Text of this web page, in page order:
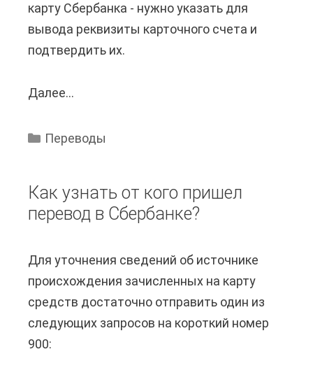
ф
о
р
и
з
б
т
о
в
б
я
с
а
и
к
о
о
д
е
в
карту Сбербанка - нужно указать для
вывода реквизиты карточного счета и
подтвердить их.
Далее...
ж
л
и
е
р
е
в
Переводы
Как узнать от кого пришел
перевод в Сбербанке?
Для уточнения сведений об источнике
происхождения зачисленных на карту
средств достаточно отправить один из
следующих запросов на короткий номер
900: